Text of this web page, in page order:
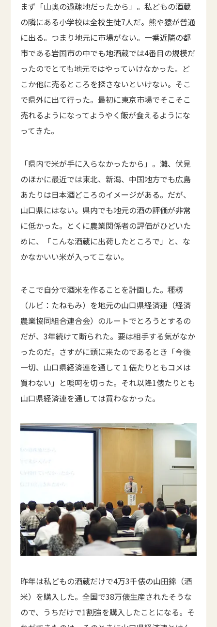
まず「山奥の過疎地だったから」。私どもの酒蔵
の隣にある小学校は全校生徒7人だ。熊や猿が普通
に出る。つまり地元に市場がない。一番近隣の都
市である岩国市の中でも地酒蔵では4番目の規模だ
ったのでとても地元ではやっていけなかった。ど
こか他に売るところを探さないといけない。そこ
で県外に出て行った。最初に東京市場でそこそこ
売れるようになってようやく飯が食えるようにな
ってきた。
「県内で米が手に入らなかったから」。灘、伏見
のほかに最近では東北、新潟、中国地方でも広島
あたりは日本酒どころのイメージがある。だが、
山口県にはない。県内でも地元の酒の評価が非常
に低かった。とくに農業関係者の評価がひどいた
めに、「こんな酒蔵に出荷したところで」と、な
かなかいい米が入ってこない。
そこで自分で酒米を作ることを計画した。種籾
（ルビ：たねもみ）を地元の山口県経済連（経済
農業協同組合連合会）のルートでとろうとするの
だが、3年続けて断られた。要は相手する気がなか
ったのだ。さすがに頭に来たのであるとき「今後
一切、山口県経済連を通して１俵たりともコメは
買わない」と啖呵を切った。それ以降1俵たりとも
山口県経済連を通しては買わなかった。
昨年は私どもの酒蔵だけで4万3千俵の山田錦（酒
米）を購入した。全国で38万俵生産されたそうな
ので、うちだけで1割強を購入したことになる。そ